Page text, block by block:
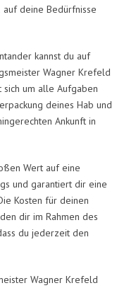
deine Bedürfnisse
kannst du auf
Wagner Krefeld
sich um alle Aufgaben
deines Hab und
Ankunft in
Wert auf eine
und garantiert dir eine
Kosten für deinen
dir im Rahmen des
du jederzeit den
Wagner Krefeld